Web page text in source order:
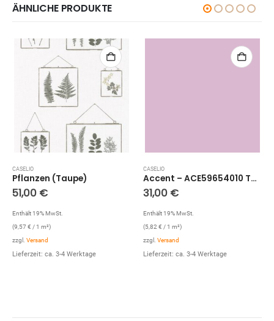
ÄHNLICHE PRODUKTE
CASELIO
Pflanzen (Taupe)
51,00 €
Enthält 19% MwSt.
(9,57 € / 1 m²)
zzgl. Versand
Lieferzeit: ca. 3-4 Werktage
CASELIO
Accent – ACE59654010 Tapete: Glitzer Uni (Rosa)
31,00 €
Enthält 19% MwSt.
(5,82 € / 1 m²)
zzgl. Versand
Lieferzeit: ca. 3-4 Werktage